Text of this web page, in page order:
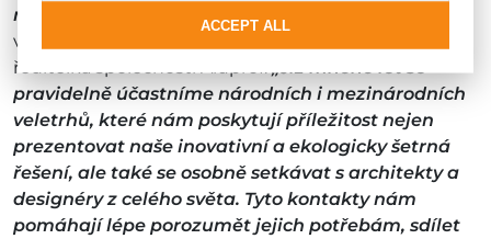
na posilování naší pozice na zahraničních trzích,“
vysvětluje Bożena Ryszka, marketingová a PR
ředitelka společnosti Aluprof.
pravidelně účastníme národních i mezinárodních
veletrhů, které nám poskytují příležitost nejen
prezentovat naše inovativní a ekologicky šetrná
řešení, ale také se osobně setkávat s architekty a
designéry z celého světa. Tyto kontakty nám
pomáhají lépe porozumět jejich potřebám, sdílet
ACCEPT ALL